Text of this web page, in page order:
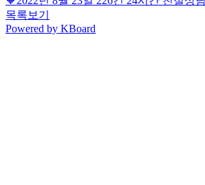
목록보기
Powered by KBoard